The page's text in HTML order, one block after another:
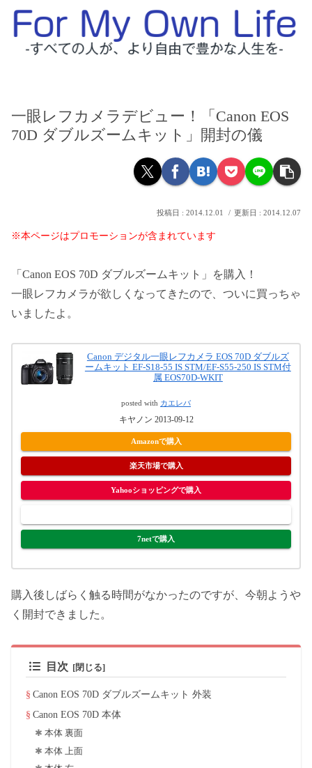
一眼レフカメラデビュー！「Canon EOS
70D ダブルズームキット」開封の儀
2014.12.01 2014.12.07
※本ページはプロモーションが含まれています
「Canon EOS 70D ダブルズームキット」を購入！
一眼レフカメラが欲しくなってきたので、ついに買っちゃ
いましたよ。
Canon デジタル一眼レフカメラ EOS 70D ダブルズ
ームキット EF-S18-55 IS STM/EF-S55-250 IS STM付
属 EOS70D-WKIT
posted with カエレバ
キヤノン 2013-09-12
Amazonで購入
楽天市場で購入
Yahooショッピングで購入
7netで購入
購入後しばらく触る時間がなかったのですが、今朝ようや
く開封できました。
目次
Canon EOS 70D ダブルズームキット 外装
Canon EOS 70D 本体
本体 裏面
本体 上面